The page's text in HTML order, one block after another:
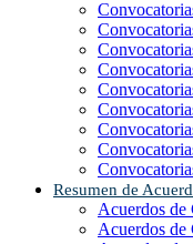
Resumen de
Acuerdos de
Acuerdos de